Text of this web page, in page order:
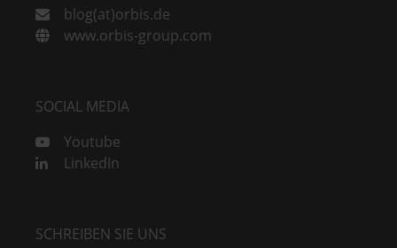
blog(at)orbis.de
www.orbis-group.com
SOCIAL MEDIA
Youtube
LinkedIn
SCHREIBEN SIE UNS